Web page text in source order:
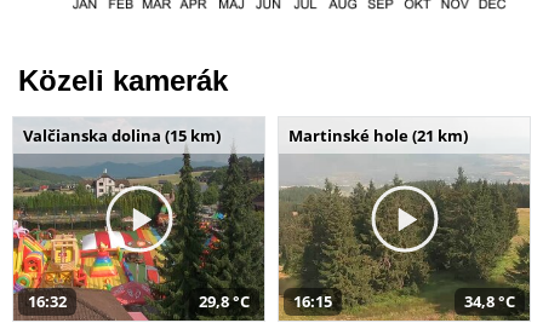
Közeli kamerák
Valčianska dolina (15 km)
16:32 29,8 °C
Martinské hole (21 km)
16:15 34,8 °C